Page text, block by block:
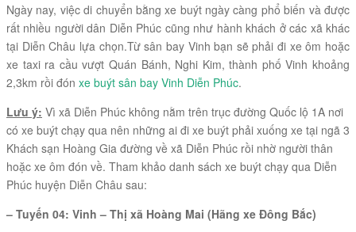
Ngày nay, việc di chuyển bằng xe buýt ngày càng phổ biến và được
rất nhiều người dân Diễn Phúc cũng như hành khách ở các xã khác
tại Diễn Châu lựa chọn.Từ sân bay Vinh bạn sẽ phải đi xe ôm hoặc
xe taxi ra cầu vượt Quán Bánh, Nghi Kim, thành phố Vinh khoảng
2,3km rồi đón xe buýt sân bay Vinh Diễn Phúc.
Lưu ý: Vì xã Diễn Phúc không nằm trên trục đường Quốc lộ 1A nơi
có xe buýt chạy qua nên những ai đi xe buýt phải xuống xe tại ngã 3
Khách sạn Hoàng Gia đường về xã Diễn Phúc rồi nhờ người thân
hoặc xe ôm đón về. Tham khảo danh sách xe buýt chạy qua Diễn
Phúc huyện Diễn Châu sau:
– Tuyến 04: Vinh – Thị xã Hoàng Mai (Hãng xe Đông Bắc)